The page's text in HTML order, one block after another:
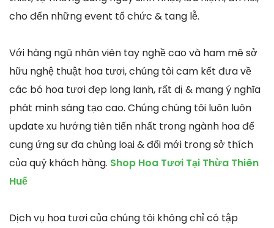
cho đến những event tổ chức & tang lễ.
Với hàng ngũ nhân viên tay nghề cao và ham mê sở
hữu nghệ thuật hoa tươi, chúng tôi cam kết đưa về
các bó hoa tươi đẹp long lanh, rất dị & mang ý nghĩa
phát minh sáng tạo cao. Chúng chúng tôi luôn luôn
update xu hướng tiên tiến nhất trong ngành hoa để
cung ứng sự đa chủng loại & đổi mới trong sở thích
của quý khách hàng. Shop Hoa Tươi Tại Thừa Thiên
Huế
Dịch vụ hoa tươi của chúng tôi không chỉ có tập